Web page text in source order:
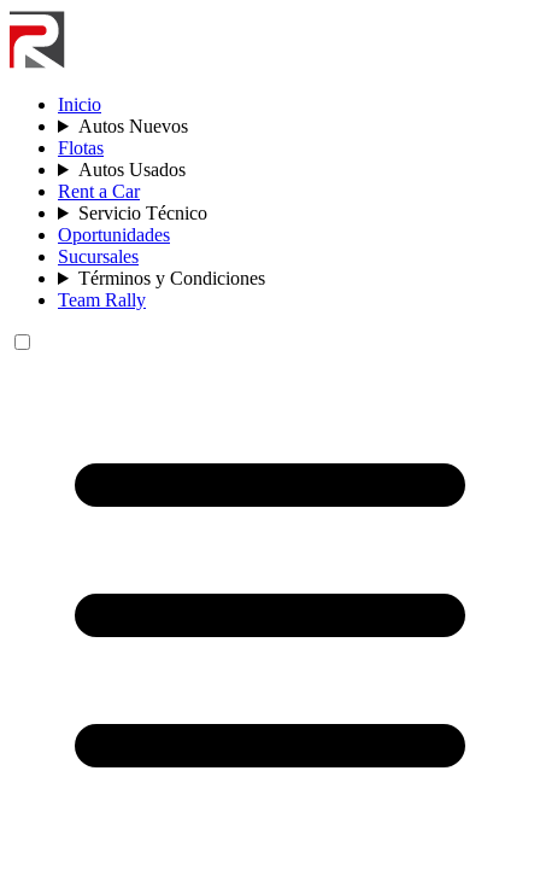
Inicio
Autos Nuevos
Flotas
Autos Usados
Rent a Car
Servicio Técnico
Oportunidades
Sucursales
Términos y Condiciones
Team Rally